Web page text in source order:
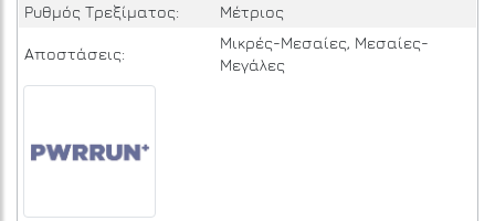
Ρυθμός Τρεξίματος:
Μέτριος
Αποστάσεις:
Μικρές-Μεσαίες, Μεσαίες-
Μεγάλες